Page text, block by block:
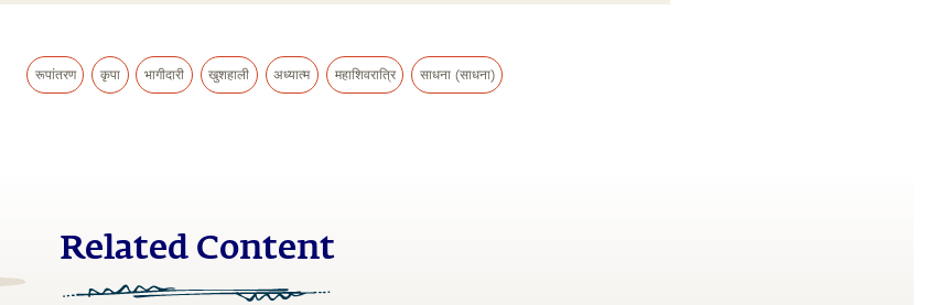
रूपांतरण कृपा भागीदारी खुशहाली अध्यात्म महाशिवरात्रि साधना (साधना)
Related Content